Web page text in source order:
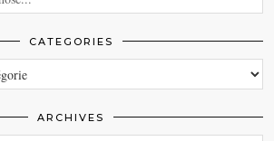
CATEGORIES
ARCHIVES